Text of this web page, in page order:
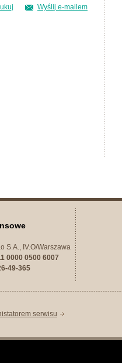
Wyślij e-mailem
S.A., IV.O/Warszawa
0000 0500 6007
49-365
serwisu